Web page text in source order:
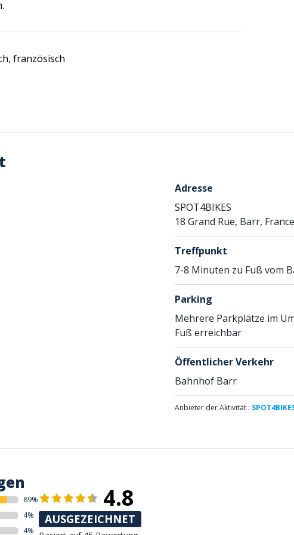
französisch
Adresse
SPOT4BIKES
18 Grand Rue, Barr, France
Treffpunkt
7-8 Minuten zu Fuß vom
Parking
Mehrere Parkplätze im
Fuß erreichbar
Öffentlicher Verkehr
Bahnhof Barr
Anbieter der Aktivität :
89%
4%
4%
4.8
AUSGEZEICHNET